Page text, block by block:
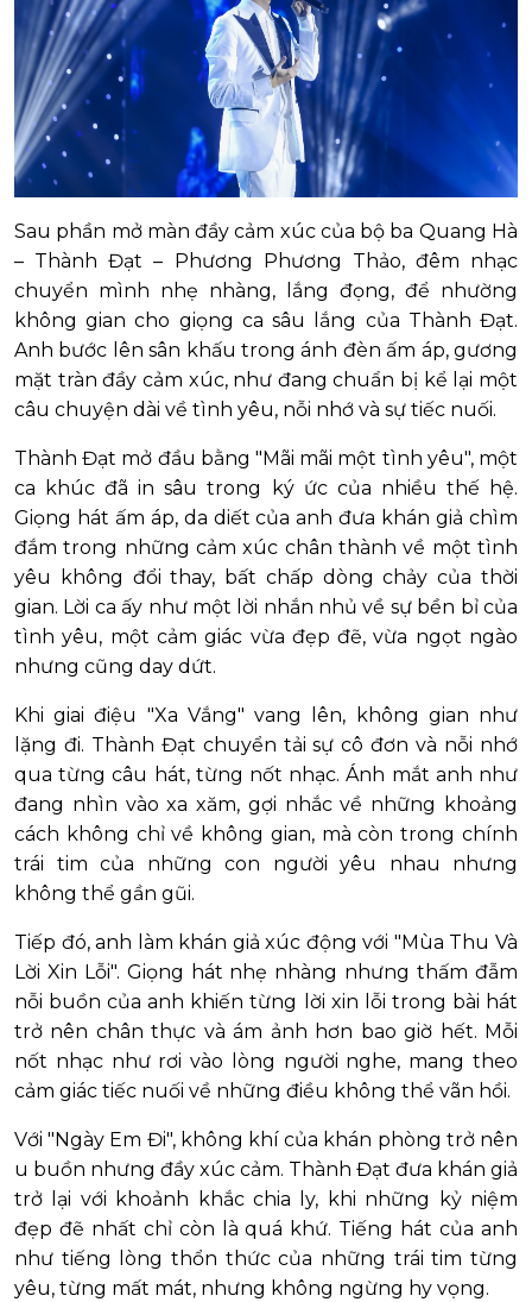
Sau phần mở màn đầy cảm xúc của bộ ba Quang Hà
– Thành Đạt – Phương Phương Thảo, đêm nhạc
chuyển mình nhẹ nhàng, lắng đọng, để nhường
không gian cho giọng ca sâu lắng của Thành Đạt.
Anh bước lên sân khấu trong ánh đèn ấm áp, gương
mặt tràn đầy cảm xúc, như đang chuẩn bị kể lại một
câu chuyện dài về tình yêu, nỗi nhớ và sự tiếc nuối.
Thành Đạt mở đầu bằng "Mãi mãi một tình yêu", một
ca khúc đã in sâu trong ký ức của nhiều thế hệ.
Giọng hát ấm áp, da diết của anh đưa khán giả chìm
đắm trong những cảm xúc chân thành về một tình
yêu không đổi thay, bất chấp dòng chảy của thời
gian. Lời ca ấy như một lời nhắn nhủ về sự bền bỉ của
tình yêu, một cảm giác vừa đẹp đẽ, vừa ngọt ngào
nhưng cũng day dứt.
Khi giai điệu "Xa Vắng" vang lên, không gian như
lặng đi. Thành Đạt chuyển tải sự cô đơn và nỗi nhớ
qua từng câu hát, từng nốt nhạc. Ánh mắt anh như
đang nhìn vào xa xăm, gợi nhắc về những khoảng
cách không chỉ về không gian, mà còn trong chính
trái tim của những con người yêu nhau nhưng
không thể gần gũi.
Tiếp đó, anh làm khán giả xúc động với "Mùa Thu Và
Lời Xin Lỗi". Giọng hát nhẹ nhàng nhưng thấm đẫm
nỗi buồn của anh khiến từng lời xin lỗi trong bài hát
trở nên chân thực và ám ảnh hơn bao giờ hết. Mỗi
nốt nhạc như rơi vào lòng người nghe, mang theo
cảm giác tiếc nuối về những điều không thể vãn hồi.
Với "Ngày Em Đi", không khí của khán phòng trở nên
u buồn nhưng đầy xúc cảm. Thành Đạt đưa khán giả
trở lại với khoảnh khắc chia ly, khi những kỷ niệm
đẹp đẽ nhất chỉ còn là quá khứ. Tiếng hát của anh
như tiếng lòng thổn thức của những trái tim từng
yêu, từng mất mát, nhưng không ngừng hy vọng.